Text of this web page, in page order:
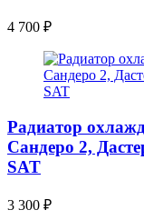
4 700 ₽
Радиатор
Сандеро 2,
SAT
3 300 ₽